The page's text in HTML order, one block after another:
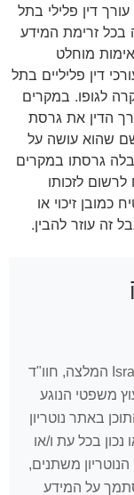
דין פלילי בתל
בכל זרימת המידע
מוחלט
דין פליליים בתל
לגופו. במקרים
הדין את גרסת
שהוא עושה על
גרסתו במקרים
לזכותו
זיכוי או
זה עוזר להבין.
אין באמור בעמוד זה, ובכל אתר Israelnotary המלצה, חוו"ד
משפטי הנוגע
באתר נוטריון
נכון בכל עת ו/או
משתנים,
על המידע